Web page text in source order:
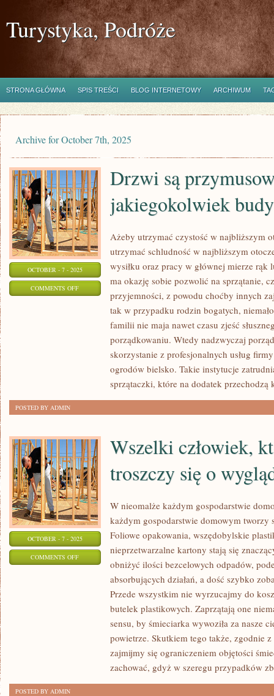
Turystyka, Podróże
STRONA GŁÓWNA SPIS TREŚCI BLOG INTERNETOWY ARCHIWUM
Archive for October 7th, 2025
OCTOBER - 7 - 2025
COMMENTS OFFON
Drzwi są
jakiegokolwiek
Ażeby utrzymać czystość w najbliższym
utrzymać schludność w najbliższym
wysiłku oraz pracy w głównej mierze
ma okazję sobie pozwolić na sprzątanie,
przyjemności, z powodu choćby innych
tak w przypadku rodzin bogatych,
familii nie maja nawet czasu zjeść
porządkowaniu. Wtedy nadzwyczaj
skorzystanie z profesjonalnych usług
ogrodów bielsko. Takie instytucje
sprzątaczki, które na dodatek przechodzą
POSTED BY ADMIN
OCTOBER - 7 - 2025
COMMENTS OFFON
Wszelki człowiek,
troszczy się o
W nieomalże każdym gospodarstwie
każdym gospodarstwie domowym tworzy
Foliowe opakowania, wszędobylskie
nieprzetwarzalne kartony stają się
obniżyć ilości bezcelowych odpadów,
absorbujących działań, a dość szybko
Przede wszystkim nie wyrzucajmy do
butelek plastikowych. Zaprzątają one
sensu, by śmieciarka wywoziła za nasze
powietrze. Skutkiem tego także, zgodnie
zajmijmy się ograniczeniem objętości
zachować, gdyż w szeregu przypadków
POSTED BY ADMIN